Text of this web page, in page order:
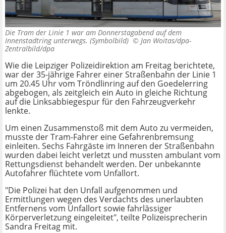
Die Tram der Linie 1 war am Donnerstagabend auf dem
Innenstadtring unterwegs. (Symbolbild) © Jan Woitas/dpa-
Zentralbild/dpa
Wie die Leipziger Polizeidirektion am Freitag berichtete,
war der 35-jährige Fahrer einer Straßenbahn der Linie 1
um 20.45 Uhr vom Tröndlinring auf den Goedelerring
abgebogen, als zeitgleich ein Auto in gleiche Richtung
auf die Linksabbiegespur für den Fahrzeugverkehr
lenkte.
Um einen Zusammenstoß mit dem Auto zu vermeiden,
musste der Tram-Fahrer eine Gefahrenbremsung
einleiten. Sechs Fahrgäste im Inneren der Straßenbahn
wurden dabei leicht verletzt und mussten ambulant vom
Rettungsdienst behandelt werden. Der unbekannte
Autofahrer flüchtete vom Unfallort.
"Die Polizei hat den Unfall aufgenommen und
Ermittlungen wegen des Verdachts des unerlaubten
Entfernens vom Unfallort sowie fahrlässiger
Körperverletzung eingeleitet", teilte Polizeisprecherin
Sandra Freitag mit.